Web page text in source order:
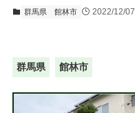
群馬県 館林市 2022/12/07
群馬県 館林市